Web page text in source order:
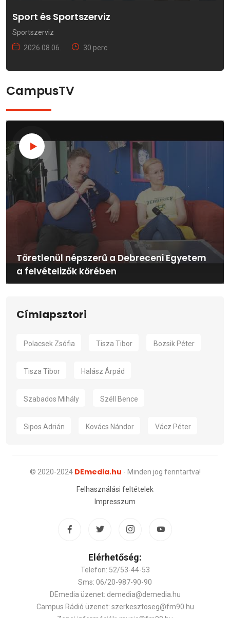
Sport és Sportszerviz
Sportszerviz
2026.08.06.
30 perc
CampusTV
Töretlenül népszerű a Debreceni Egyetem
a felvételizők körében
Címlapsztori
Polacsek Zsófia Tisza Tibor Bozsik Péter
Tisza Tibor Halász Árpád
Szabados Mihály Széll Bence
Sipos Adrián Kovács Nándor Vácz Péter
© 2020-2024 DEmedia.hu - Minden jog fenntartva!
Felhasználási feltételek
Impresszum
Elérhetőség:
Telefon: 52/53-44-53
Sms: 06/20-987-90-90
DEmedia üzenet: demedia@demedia.hu
Campus Rádió üzenet: szerkesztoseg@fm90.hu